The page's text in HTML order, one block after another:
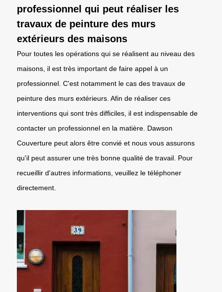
professionnel qui peut réaliser les
travaux de peinture des murs
extérieurs des maisons
Pour toutes les opérations qui se réalisent au niveau des
maisons, il est très important de faire appel à un
professionnel. C'est notamment le cas des travaux de
peinture des murs extérieurs. Afin de réaliser ces
interventions qui sont très difficiles, il est indispensable de
contacter un professionnel en la matière. Dawson
Couverture peut alors être convié et nous vous assurons
qu'il peut assurer une très bonne qualité de travail. Pour
recueillir d'autres informations, veuillez le téléphoner
directement.